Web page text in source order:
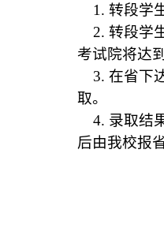
1. 转段学
2. 转段学
考试院将达
3. 在省下
取。
4. 录取结
后由我校报